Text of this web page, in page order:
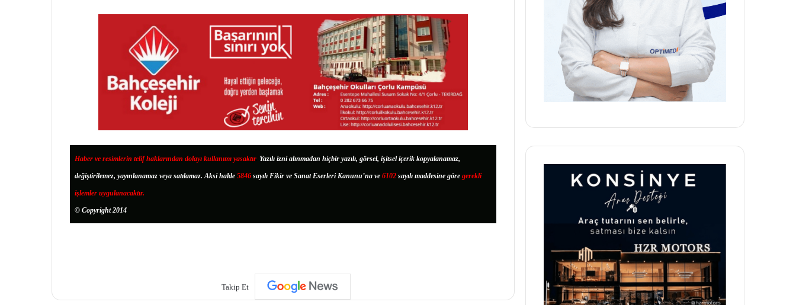
Haber ve resimlerin telif haklarından dolayı kullanımı yasaktır. Yazılı izni alınmadan hiçbir yazılı, görsel, işitsel içerik kopyalanamaz,
değiştirilemez, yayınlanamaz veya satılamaz. Aksi halde 5846 sayılı Fikir ve Sanat Eserleri Kanunu’na ve 6102 sayılı maddesine göre gerekli
işlemler uygulanacaktır.
© Copyright 2014
Takip Et